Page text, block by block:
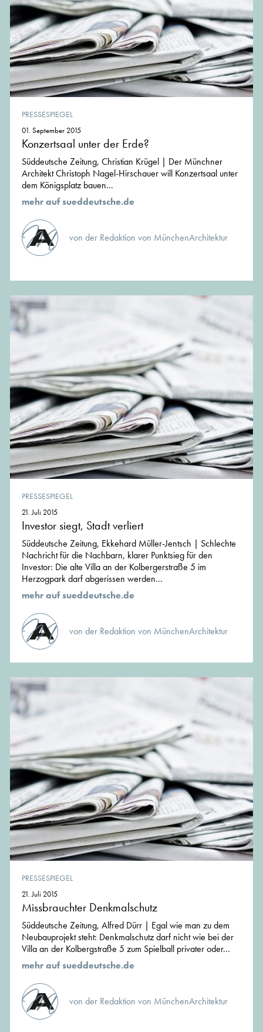
PRESSESPIEGEL
01. September 2015
Konzertsaal unter der Erde?
Süddeutsche Zeitung, Christian Krügel | Der Münchner
Architekt Christoph Nagel-Hirschauer will Konzertsaal unter
dem Königsplatz bauen...
mehr auf sueddeutsche.de
von der Redaktion von MünchenArchitektur
PRESSESPIEGEL
21. Juli 2015
Investor siegt, Stadt verliert
Süddeutsche Zeitung, Ekkehard Müller-Jentsch | Schlechte
Nachricht für die Nachbarn, klarer Punktsieg für den
Investor: Die alte Villa an der Kolbergerstraße 5 im
Herzogpark darf abgerissen werden...
mehr auf sueddeutsche.de
von der Redaktion von MünchenArchitektur
PRESSESPIEGEL
21. Juli 2015
Missbrauchter Denkmalschutz
Süddeutsche Zeitung, Alfred Dürr | Egal wie man zu dem
Neubauprojekt steht: Denkmalschutz darf nicht wie bei der
Villa an der Kolbergstraße 5 zum Spielball privater oder...
mehr auf sueddeutsche.de
von der Redaktion von MünchenArchitektur